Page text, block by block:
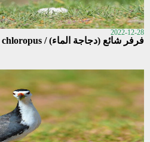
2022-12-28
فرفر شائع (دجاجة الماء) / Gallinula chloropus